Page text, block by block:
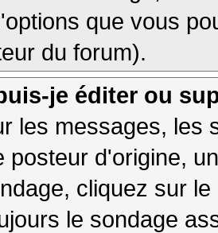
que vous
du forum).
je éditer ou
les messages, les
posteur d'origine,
cliquez sur
le sondage